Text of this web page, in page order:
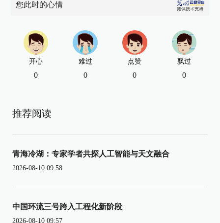
您此时的心情
开心
0
难过
0
点赞
0
飘过
0
推荐阅读
青海冷湖：专家学者共探人工智能与天文融合
2026-08-10 09:58
中国环流三号跨入工程化新阶段
2026-08-10 09:57